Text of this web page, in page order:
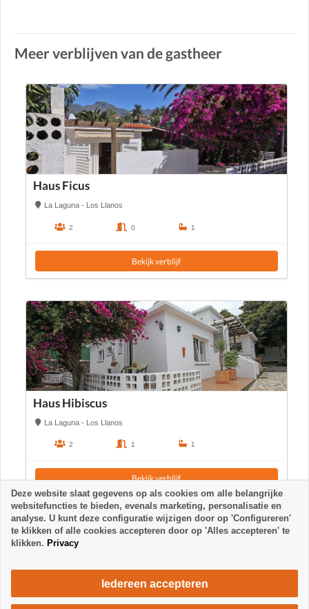
Meer verblijven van de gastheer
Haus Ficus
La Laguna - Los Llanos
2 0 1
Bekijk verblijf
Haus Hibiscus
La Laguna - Los Llanos
2 1 1
Bekijk verblijf
Deze website slaat gegevens op als cookies om alle belangrijke
websitefuncties te bieden, evenals marketing, personalisatie en
analyse. U kunt deze configuratie wijzigen door op 'Configureren'
te klikken of alle cookies accepteren door op 'Alles accepteren' te
klikken. Privacy
Iedereen accepteren